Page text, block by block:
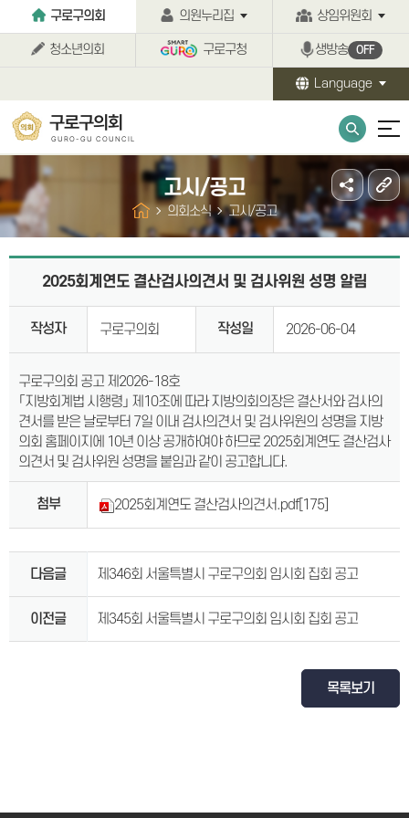
본문바로가기구로구의회 의원누리집 상임위원회
청소년의회 구로구청 생방송 OFF
Language
구로구의회
GURO-GU COUNCIL
고시/공고
의회소식 고시/공고
2025회계연도 결산검사의견서 및 검사위원 성명 알림
작성자 구로구의회 작성일 2026-06-04
구로구의회 공고 제2026-18호
「지방회계법 시행령」 제10조에 따라 지방의회의장은 결산서와 검사의
견서를 받은 날로부터 7일 이내 검사의견서 및 검사위원의 성명을 지방
의회 홈페이지에 10년 이상 공개하여야 하므로 2025회계연도 결산검사
의견서 및 검사위원 성명을 붙임과 같이 공고합니다.
첨부 2025회계연도 결산검사의견서.pdf[175]
다음글 제346회 서울특별시 구로구의회 임시회 집회 공고
이전글 제345회 서울특별시 구로구의회 임시회 집회 공고
목록보기